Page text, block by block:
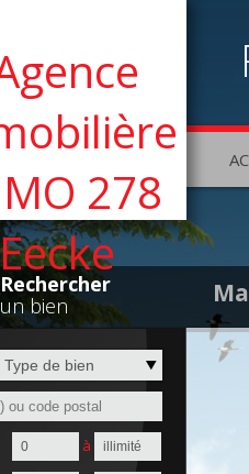
Rechercher
un bien
Type de bien
à